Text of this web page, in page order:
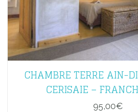
CHAMBRE TERRE AIN-
CERISAIE –
95,00€